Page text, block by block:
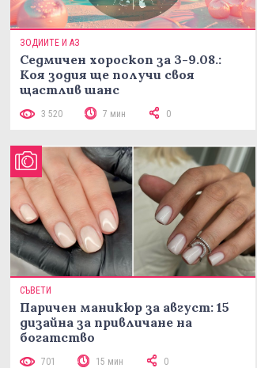
ЗОДИИТЕ И АЗ
Седмичен хороскоп за 3-9.08.:
Коя зодия ще получи своя
щастлив шанс
3 520 7 мин 0
СЪВЕТИ
Паричен маникюр за август: 15
дизайна за привличане на
богатство
701 15 мин 0